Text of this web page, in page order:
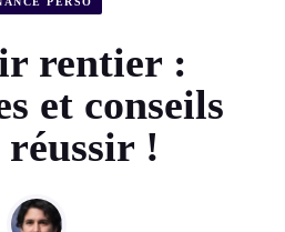
rentier :
et conseils
!